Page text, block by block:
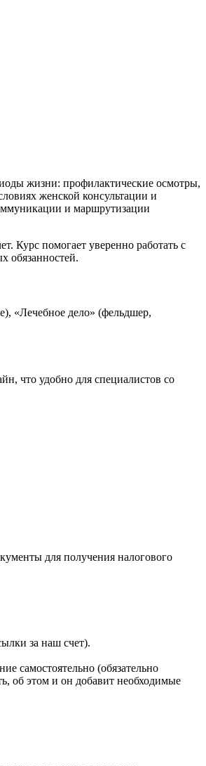
жизни: профилактические осмотры,
женской консультации и
и маршрутизации
Курс помогает уверенно работать с
обязанностей.
«Лечебное дело» (фельдшер,
что удобно для специалистов со
для получения налогового
за наш счет).
самостоятельно (обязательно
об этом и он добавит необходимые